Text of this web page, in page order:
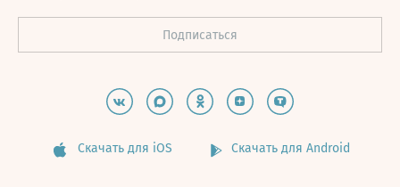
Скачать для iOS Скачать для Android